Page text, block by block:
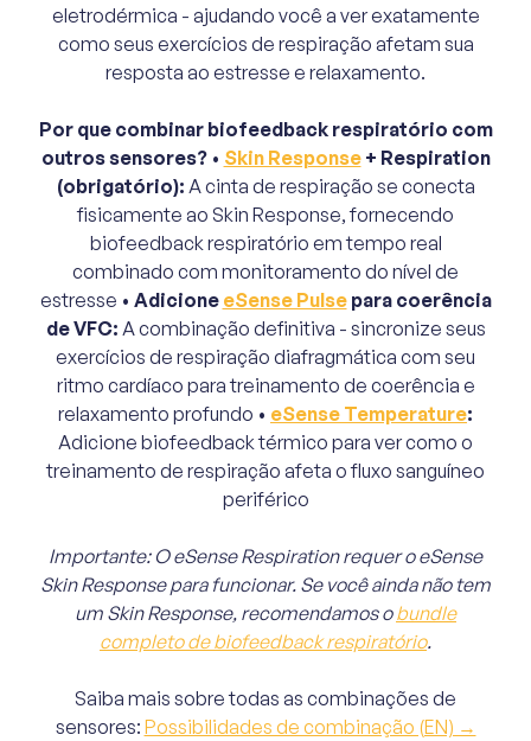
eletrodérmica - ajudando você a ver exatamente
como seus exercícios de respiração afetam sua
resposta ao estresse e relaxamento.
Por que combinar biofeedback respiratório com
outros sensores?• Skin Response+ Respiration
(obrigatório): A cinta de respiração se conecta
fisicamente ao Skin Response, fornecendo
biofeedback respiratório em tempo real
combinado com monitoramento do nível de
estresse • Adicione eSense Pulsepara coerência
de VFC: A combinação definitiva - sincronize seus
exercícios de respiração diafragmática com seu
ritmo cardíaco para treinamento de coerência e
relaxamento profundo • eSense Temperature:
Adicione biofeedback térmico para ver como o
treinamento de respiração afeta o fluxo sanguíneo
periférico
Importante: O eSense Respiration requer o eSense
Skin Response para funcionar. Se você ainda não tem
um Skin Response, recomendamos obundle
completo de biofeedback respiratório.
Saiba mais sobre todas as combinações de
sensores: Possibilidades de combinação (EN) →